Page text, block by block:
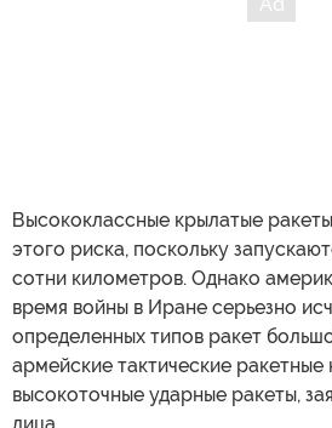
Высококлассные крылатые
этого риска, поскольку
сотни километров. Однако
время войны в Иране серьезно
определенных типов ракет
армейские тактические
высокоточные ударные ракеты,